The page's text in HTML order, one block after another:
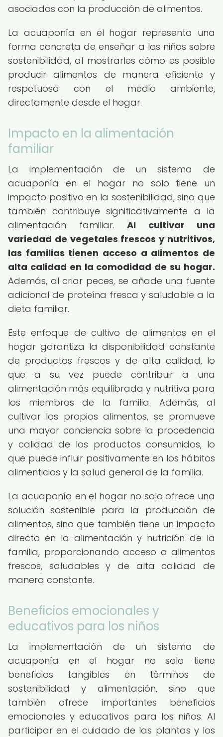
asociados con la producción de alimentos.
La acuaponía en el hogar representa una
forma concreta de enseñar a los niños sobre
sostenibilidad, al mostrarles cómo es posible
producir alimentos de manera eficiente y
respetuosa con el medio ambiente,
directamente desde el hogar.
Impacto en la alimentación
familiar
La implementación de un sistema de
acuaponía en el hogar no solo tiene un
impacto positivo en la sostenibilidad, sino que
también contribuye significativamente a la
alimentación familiar. Al cultivar una
variedad de vegetales frescos y nutritivos,
las familias tienen acceso a alimentos de
alta calidad en la comodidad de su hogar.
Además, al criar peces, se añade una fuente
adicional de proteína fresca y saludable a la
dieta familiar.
Este enfoque de cultivo de alimentos en el
hogar garantiza la disponibilidad constante
de productos frescos y de alta calidad, lo
que a su vez puede contribuir a una
alimentación más equilibrada y nutritiva para
los miembros de la familia. Además, al
cultivar los propios alimentos, se promueve
una mayor conciencia sobre la procedencia
y calidad de los productos consumidos, lo
que puede influir positivamente en los hábitos
alimenticios y la salud general de la familia.
La acuaponía en el hogar no solo ofrece una
solución sostenible para la producción de
alimentos, sino que también tiene un impacto
directo en la alimentación y nutrición de la
familia, proporcionando acceso a alimentos
frescos, saludables y de alta calidad de
manera constante.
Beneficios emocionales y
educativos para los niños
La implementación de un sistema de
acuaponía en el hogar no solo tiene
beneficios tangibles en términos de
sostenibilidad y alimentación, sino que
también ofrece importantes beneficios
emocionales y educativos para los niños. Al
participar en el cuidado de las plantas y los